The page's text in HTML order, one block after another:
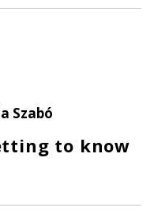
Szabó
to know